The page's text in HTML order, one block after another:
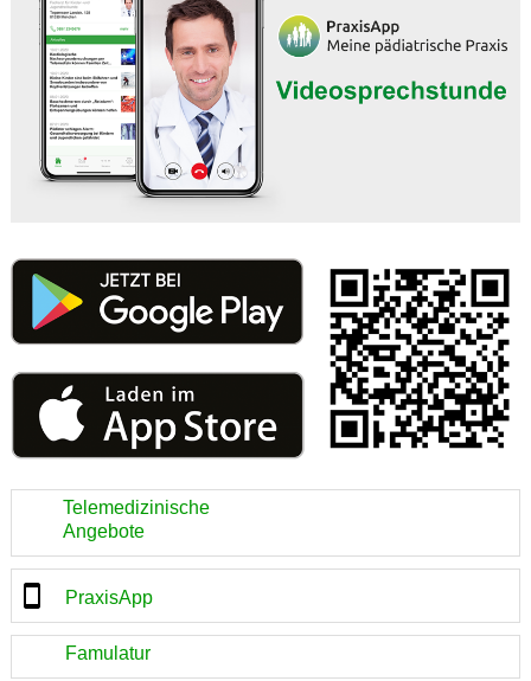
Telemedizinische
Angebote
PraxisApp
Famulatur